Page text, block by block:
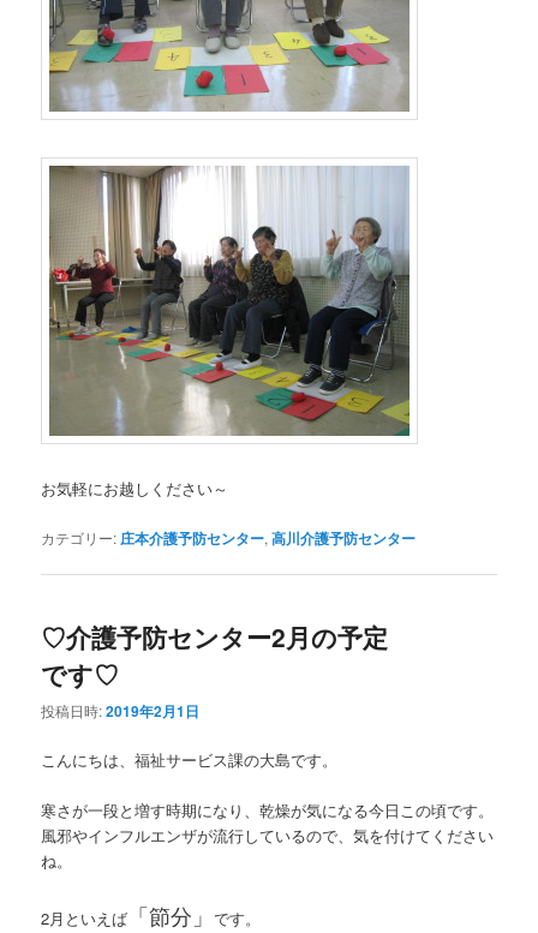
お気軽にお越しください～
カテゴリー: 庄本介護予防センター,高川介護予防センター
♡介護予防センター2月の予定
です♡
投稿日時:2019年2月1日
こんにちは、福祉サービス課の大島です。
寒さが一段と増す時期になり、乾燥が気になる今日この頃です。
風邪やインフルエンザが流行しているので、気を付けてください
ね。
2月といえば 「節分」です。